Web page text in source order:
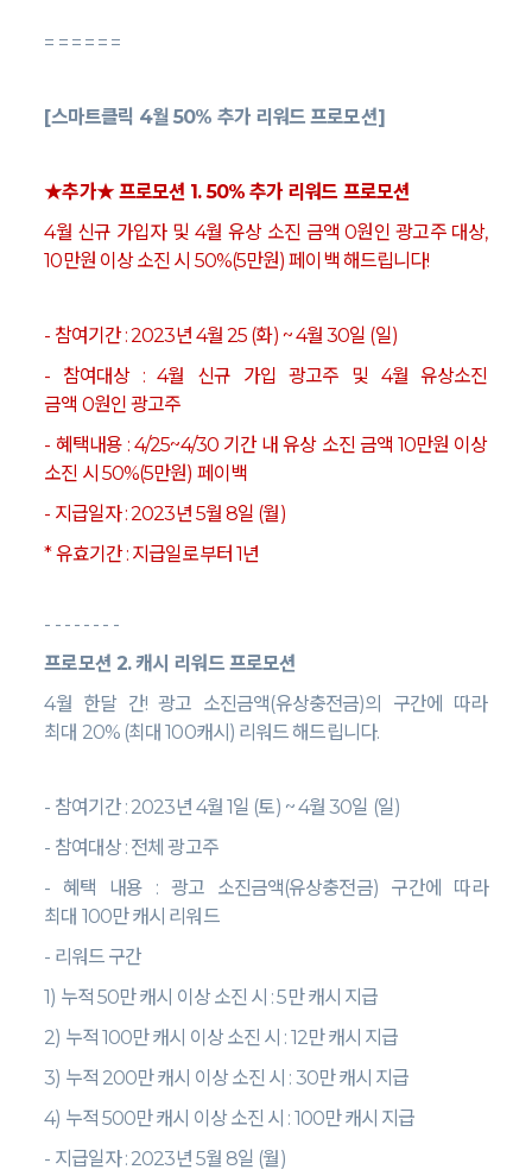
= = = = = =
[스마트클릭 4월 50% 추가 리워드 프로모션]
★추가★ 프로모션 1. 50% 추가 리워드 프로모션
4월 신규 가입자 및 4월 유상 소진 금액 0원인 광고주 대상,
10만원 이상 소진 시 50%(5만원)페이백 해드립니다!
- 참여기간: 2023년 4월 25 (화) ~ 4월 30일 (일)
- 참여대상: 4월 신규 가입 광고주 및 4월 유상소진
금액 0원인 광고주
- 혜택내용: 4/25~4/30 기간 내 유상 소진 금액 10만원 이상
소진 시 50%(5만원) 페이백
- 지급일자: 2023년 5월 8일 (월)
*유효기간: 지급일로부터 1년
- - - - - - - -
프로모션 2.캐시 리워드 프로모션
4월 한달 간!광고 소진금액(유상충전금)의 구간에 따라
최대 20% (최대 100캐시 ) 리워드 해드립니다.
- 참여기간: 2023년 4월 1일 (토) ~ 4월 30일 (일)
- 참여대상: 전체 광고주
- 혜택 내용 : 광고 소진금액(유상충전금) 구간에 따라
최대 100만 캐시 리워드
- 리워드 구간
1) 누적 50만 캐시 이상 소진 시 : 5만 캐시 지급
2) 누적 100만 캐시 이상 소진 시 : 12만 캐시 지급
3) 누적 200만 캐시 이상 소진 시 : 30만 캐시 지급
4) 누적 500만 캐시 이상 소진 시 : 100만 캐시 지급
- 지급일자: 2023년 5월 8일 (월)